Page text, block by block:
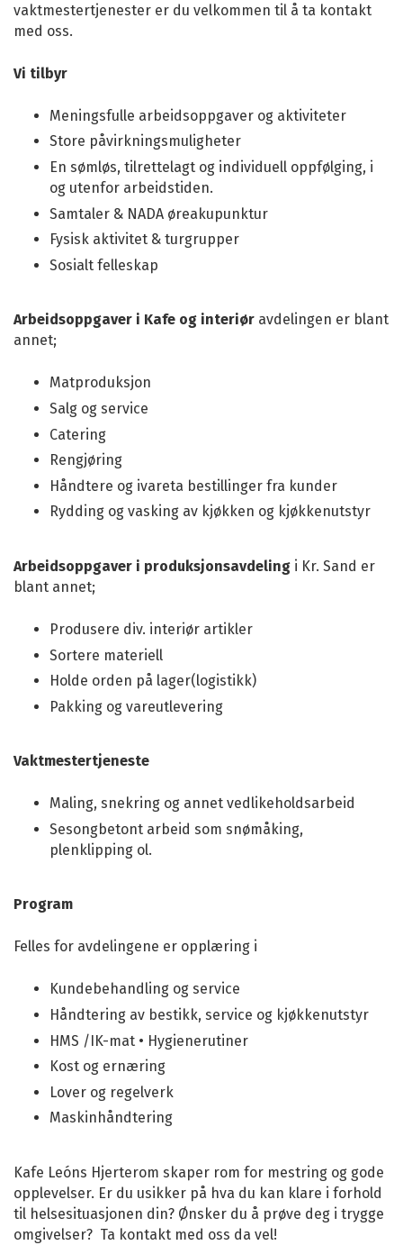
vaktmestertjenester er du velkommen til å ta kontakt
med oss.
Vi tilbyr
Meningsfulle arbeidsoppgaver og aktiviteter
Store påvirkningsmuligheter
En sømløs, tilrettelagt og individuell oppfølging, i
og utenfor arbeidstiden.
Samtaler & NADA øreakupunktur
Fysisk aktivitet & turgrupper
Sosialt felleskap
Arbeidsoppgaver i Kafe og interiør avdelingen er blant
annet;
Matproduksjon
Salg og service
Catering
Rengjøring
Håndtere og ivareta bestillinger fra kunder
Rydding og vasking av kjøkken og kjøkkenutstyr
Arbeidsoppgaver i produksjonsavdeling i Kr. Sand er
blant annet;
Produsere div. interiør artikler
Sortere materiell
Holde orden på lager(logistikk)
Pakking og vareutlevering
Vaktmestertjeneste
Maling, snekring og annet vedlikeholdsarbeid
Sesongbetont arbeid som snømåking,
plenklipping ol.
Program
Felles for avdelingene er opplæring i
Kundebehandling og service
Håndtering av bestikk, service og kjøkkenutstyr
HMS /IK-mat • Hygienerutiner
Kost og ernæring
Lover og regelverk
Maskinhåndtering
Kafe Leóns Hjerterom skaper rom for mestring og gode
opplevelser. Er du usikker på hva du kan klare i forhold
til helsesituasjonen din? Ønsker du å prøve deg i trygge
omgivelser? Ta kontakt med oss da vel!